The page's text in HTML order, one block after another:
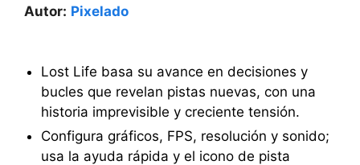
Autor: Pixelado
Lost Life basa su avance en decisiones y
bucles que revelan pistas nuevas, con una
historia imprevisible y creciente tensión.
Configura gráficos, FPS, resolución y sonido;
usa la ayuda rápida y el icono de pista